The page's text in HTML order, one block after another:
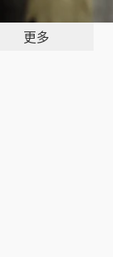
更多